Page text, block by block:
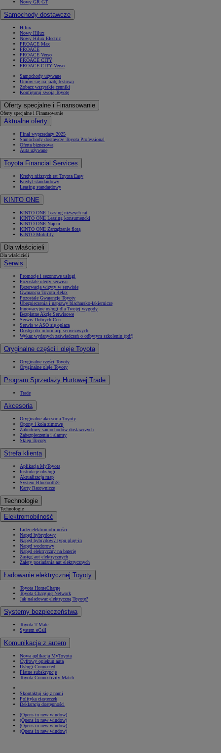
Nowy GR GT
Samochody dostawcze
Hilux
Nowy Hilux
Nowy Hilux Electric
PROACE Max
PROACE
PROACE Verso
PROACE CITY
PROACE CITY Verso
Samochody używane
Umów się na jazdę testową
Zobacz wszystkie cenniki
Konfiguruj swoją Toyotę
Oferty specjalne i Finansowanie
Oferty specjalne i Finansowanie
Aktualne oferty
Finał wyprzedaży 2025
Samochody dostawcze Toyota Professional
Oferta biznesowa
Auta używane
Toyota Financial Services
Kredyt niższych rat Toyota Easy
Kredyt standardowy
Leasing standardowy
KINTO ONE
KINTO ONE Leasing niższych rat
KINTO ONE Leasing konsumencki
KINTO ONE Najem
KINTO ONE Zarządzanie flotą
KINTO Mobility
Dla właścicieli
Dla właścicieli
Serwis
Promocje i sezonowe usługi
Pozostałe oferty serwisu
Rezerwacja wizyty w serwisie
Gwarancja Toyota Relax
Pozostałe Gwarancje Toyoty
Ubezpieczenia i naprawy blacharsko-lakiernicze
Innowacyjne usługi dla Twojej wygody
Bezpłatne Akcje Serwisowe
Serwis Dobrych Cen
Serwis w ASO się opłaca
Dostęp do informacji serwisowych
Wykaz wydanych zaświadczeń o odbytym szkoleniu (pdf)
Oryginalne części i oleje Toyota
Oryginalne części Toyoty
Oryginalne oleje Toyoty
Program Sprzedaży Hurtowej Trade
Trade
Akcesoria
Oryginalne akcesoria Toyoty
Opony i koła zimowe
Zabudowy samochodów dostawczych
Zabezpieczenia i alarmy
Sklep Toyoty
Strefa klienta
Aplikacja MyToyota
Instrukcje obsługi
Aktualizacja map
System Bluetooth®
Karty Ratownicze
Technologie
Technologie
Elektromobilność
Lider elektromobilności
Napęd hybrydowy
Napęd hybrydowy typu plug-in
Napęd wodorowy
Napęd elektryczny na baterię
Zasięg aut elektrycznych
Zalety posiadania aut elektrycznych
Ładowanie elektrycznej Toyoty
Toyota HomeCharge
Toyota Charging Network
Jak naładować elektryczną Toyotę?
Systemy bezpieczeństwa
Toyota T-Mate
System eCall
Komunikacja z autem
Nowa aplikacja MyToyota
Cyfrowy opiekun auta
Usługi Connected
Płatne subskrypcje
Toyota Connectivity Match
Skontaktuj się z nami
Polityka ciasteczek
Deklaracja dostępności
(Opens in new window)
(Opens in new window)
(Opens in new window)
(Opens in new window)